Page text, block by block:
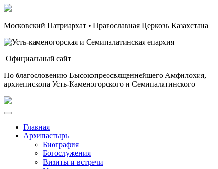
Московский Патриархат • Православная Церковь Казахстана
Официальный сайт
По благословению Высокопреосвященнейшего Амфилохия,
архиепископа Усть-Каменогорского и Семипалатинского
Главная
Архипастырь
Биография
Богослужения
Визиты и встречи